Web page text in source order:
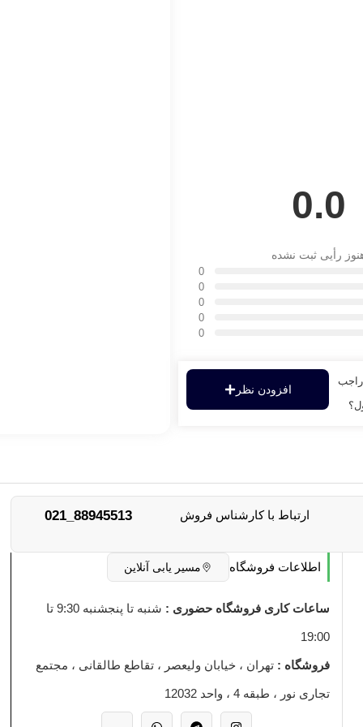
0.0
رأیی ثبت نشده
0
0
0
0
0
افزودن نظر
ارتباط با کارشناس فروش 88945513_021
اطلاعات فروشگاه مسیر یابی آنلاین
ساعات کاری فروشگاه حضوری : شنبه تا پنجشنبه 9:30 تا
19:00
فروشگاه : تهران ، خیابان ولیعصر ، تقاطع طالقانی ، مجتمع
تجاری نور ، طبقه 4 ، واحد 12032